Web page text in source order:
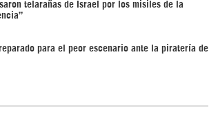
telarañas de Israel por los misiles de la
para el peor escenario ante la piratería de